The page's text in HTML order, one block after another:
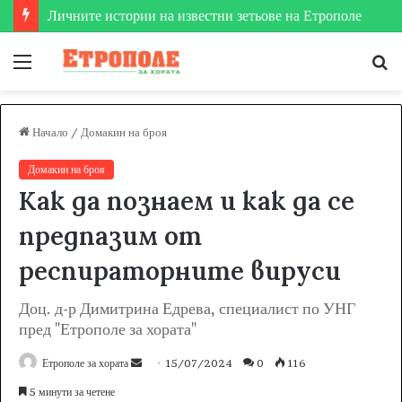
Етрополе затвърди мястото си на футболната карта
Меню
Начало / Домакин на броя
Домакин на броя
Как да познаем и как да се
предпазим от
респираторните вируси
Доц. д-р Димитрина Едрева, специалист по УНГ
пред "Етрополе за хората"
Етрополе за хората 15/07/2024 0 116
5 минути за четене